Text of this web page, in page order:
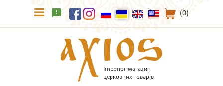
(0)
Інтернет-магазин
церковних товарів